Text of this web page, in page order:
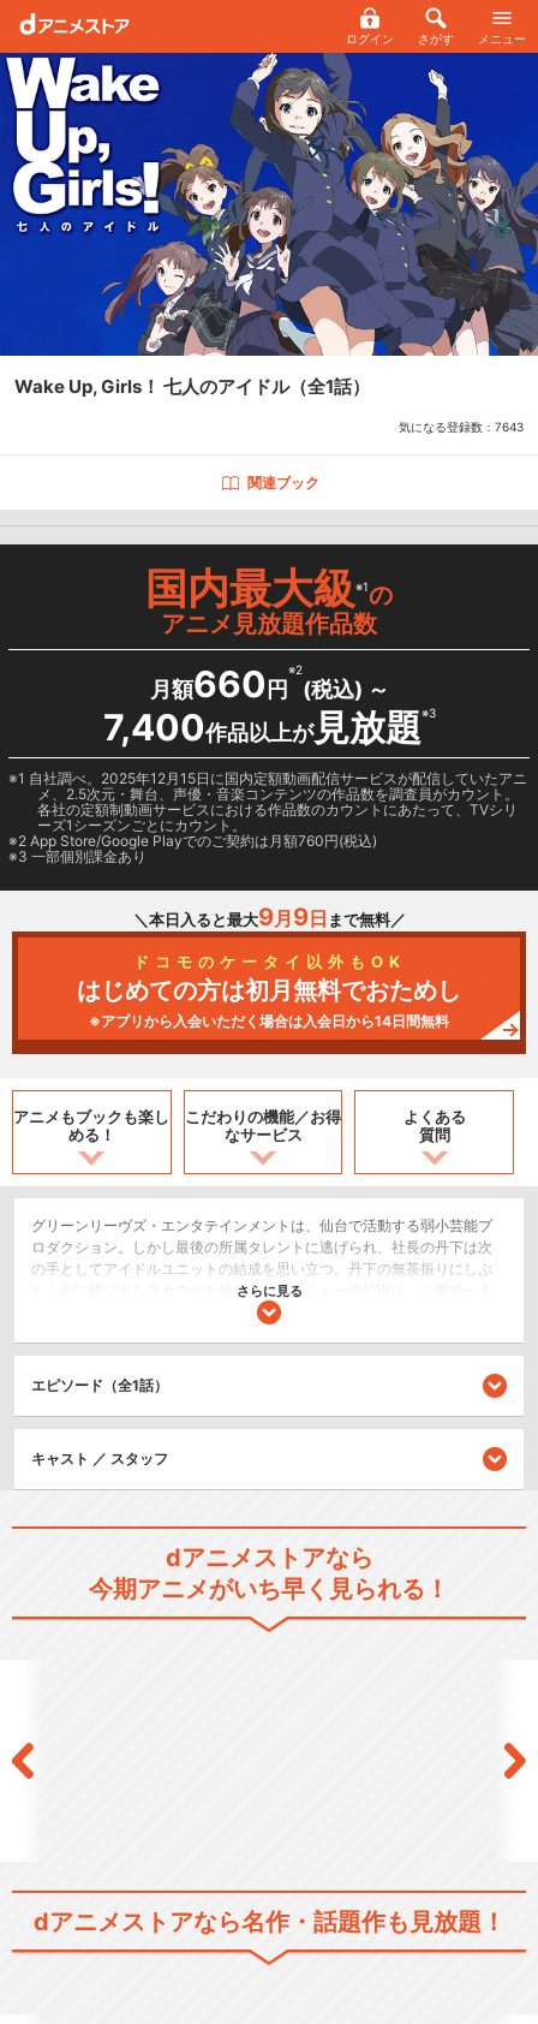
ログイン さがす メニュー
Wake Up, Girls！ 七人のアイドル（全1話）
気になる登録数： 7643
関連ブック
国内最大級※1の
アニメ見放題作品数
月額660 円
※2
(税込) ～
7,400作品以上が見放題※3
1 自社調べ。2025年12月15日に国内定額動画配信サービスが配信していたアニ
メ、2.5次元・舞台、声優・音楽コンテンツの作品数を調査員がカウント。
各社の定額制動画サービスにおける作品数のカウントにあたって、TVシリ
ーズ1シーズンごとにカウント。
2 App Store/Google Playでのご契約は月額760円(税込)
3 一部個別課金あり
＼本日入ると最大9月 9日 まで無料／
ドコモのケータイ以外もOK
はじめての方は初月無料でおためし
※アプリから入会いただく場合は入会日から14日間無料
アニメもブックも楽し
める！
こだわりの機能／お得
なサービス
よくある
質問
グリーンリーヴズ・エンタテインメントは、仙台で活動する弱小芸能プ
ロダクション。しかし最後の所属タレントに逃げられ、社長の丹下は次
の手としてアイドルユニットの結成を思い立つ。丹下の無茶振りにしぶ
しぶ街に繰り出しスカウトを始めたマネージャーの松田は、公園で一人
歌を口ずさむ少女に出会う。その素晴らしい歌声に思わず声をかけるの
ち去ってしまう。その少女こそかつて国民的人気アイドルユニット『Ｉ-
１クラブ』のセンターを務めながらも、ある事情で脱退した元アイド
ル、島田真夢であった。
ドラマ/青春
シリーズ／関連のアニメ作品
Wake Up,Girls！
さらに見る
エピソード（全1話）
キャスト ／ スタッフ
dアニメストアなら
今期アニメがいち早く見られる！
dアニメストアなら名作・話題作も見放題！